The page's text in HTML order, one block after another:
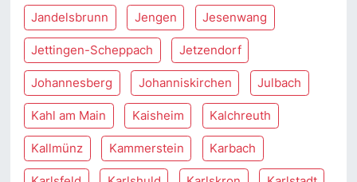
Jandelsbrunn Jengen Jesenwang
Jettingen-Scheppach Jetzendorf
Johannesberg Johanniskirchen Julbach
Kahl am Main Kaisheim Kalchreuth
Kallmünz Kammerstein Karbach